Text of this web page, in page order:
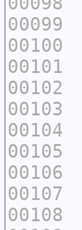
00099
00100
00101
00102
00103
00104
00105
00106
00107
00108